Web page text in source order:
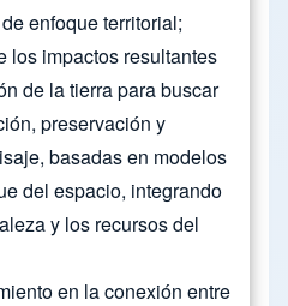
enfoque territorial;
los impactos resultantes
de la tierra para buscar
preservación y
basadas en modelos
del espacio, integrando
y los recursos del
en la conexión entre